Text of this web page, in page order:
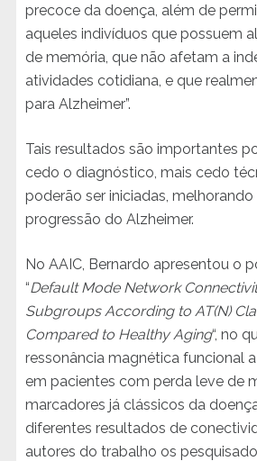
precoce da doença, além de
aqueles indivíduos que possuem
de memória, que não afetam a
atividades cotidiana, e que
para Alzheimer”.
Tais resultados são importantes
cedo o diagnóstico, mais cedo
poderão ser iniciadas,
progressão do Alzheimer.
No AAIC, Bernardo apresentou o
“Default Mode Network
Subgroups According to AT(N)
Compared to Healthy Aging“, no
ressonância magnética funcional a
em pacientes com perda leve de
marcadores já clássicos da
diferentes resultados de
autores do trabalho os